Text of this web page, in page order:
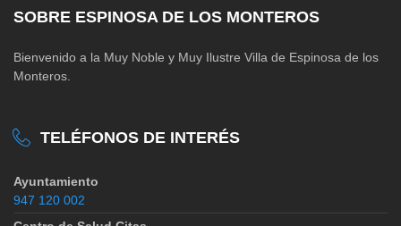
SOBRE ESPINOSA DE LOS MONTEROS
Bienvenido a la Muy Noble y Muy Ilustre Villa de Espinosa de los
Monteros.
TELÉFONOS DE INTERÉS
Ayuntamiento
947 120 002